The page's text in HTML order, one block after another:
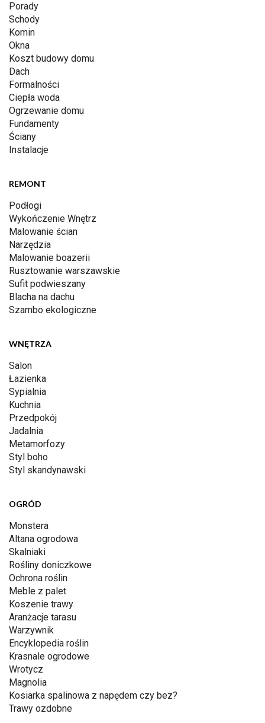
Porady
Schody
Komin
Okna
Koszt budowy domu
Dach
Formalności
Ciepła woda
Ogrzewanie domu
Fundamenty
Ściany
Instalacje
REMONT
Podłogi
Wykończenie Wnętrz
Malowanie ścian
Narzędzia
Malowanie boazerii
Rusztowanie warszawskie
Sufit podwieszany
Blacha na dachu
Szambo ekologiczne
WNĘTRZA
Salon
Łazienka
Sypialnia
Kuchnia
Przedpokój
Jadalnia
Metamorfozy
Styl boho
Styl skandynawski
OGRÓD
Monstera
Altana ogrodowa
Skalniaki
Rośliny doniczkowe
Ochrona roślin
Meble z palet
Koszenie trawy
Aranżacje tarasu
Warzywnik
Encyklopedia roślin
Krasnale ogrodowe
Wrotycz
Magnolia
Kosiarka spalinowa z napędem czy bez?
Trawy ozdobne